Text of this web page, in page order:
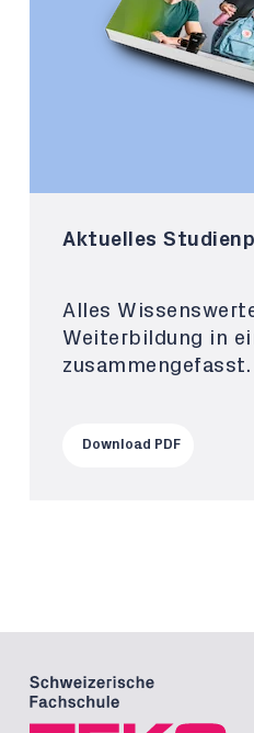
Aktuelles
Alles
Weiterbildung in
zusammengefasst.
Download PDF